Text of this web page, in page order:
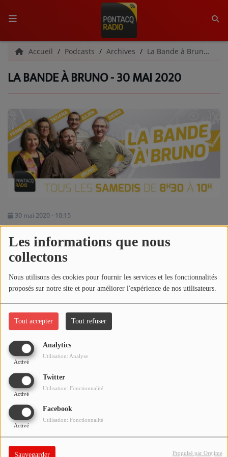
Les informations que nous
collectons
Nous utilisons des cookies pour fournir les services et les fonctionnalités
proposés sur notre site et pour améliorer l'expérience de nos utilisateurs.
Tout accepter Tout refuser
Analytics
Activé
Utilisation: Analyse
Twitter
Activé
Utilisation: Fonctionnalité
Facebook
Activé
Utilisation: Fonctionnalité
Sauvegarder Propulsé par Orejime
ACCUEIL
RADIO
L'ÉQUIPE
GRILLE DES PROGRAMMES
C'ÉTAIT QUOI CE TITRE ?
MÉDIAS
PODCASTS - SAISON 2026/2027
NOS PROGRAMMES COURTS
ARCHIVES - SAISONS PASSÉES
VOS ÉMISSIONS EN IMAGES
PHOTOS
ANNONCEURS & ESPACE PRO
VOTRE PUBLICITÉ SUR PONTACQ RADIO
LOCATION DE STUDIOS
ÉDUCATION AUX MÉDIAS ET À
L'INFORMATION
EN QUOI ÇA CONSISTE ?
ÉCOUTEZ LES PRODUCTIONS
Accueil Podcasts Archives La Bande à Bruno | Archives
LA BANDE À BRUNO - 30 MAI 2020
30 mai 2020 - 10:15
Écouter le podcast
Télécharger le podcast
Réécoutez l'émission LA BANDE À BRUNO du samedi 30 mai
2020 !